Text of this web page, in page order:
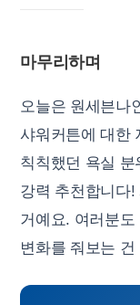
마무리하며
오늘은 원세븐나
샤워커튼에 대한
칙칙했던 욕실
강력 추천합니다
거예요. 여러분도
변화를 줘보는 건